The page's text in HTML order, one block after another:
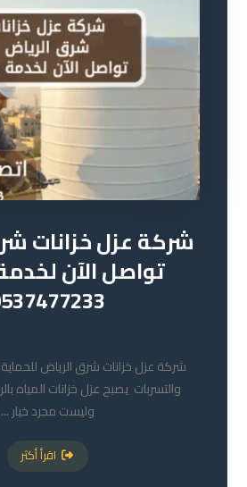
شركة عزل خزانات
تواصل الآن
شركة عزل خزانات شرق الرياض للحماية
والتسربات يصبح عزل خزانات المياه
وليست مجرد خيار ...
اقرأ أكثر